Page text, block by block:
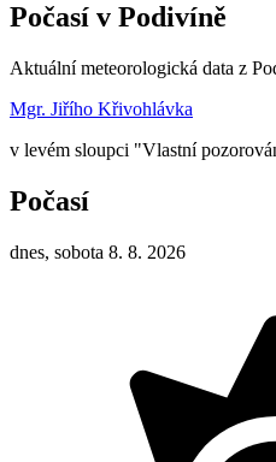
Počasí v Podivíně
Aktuální meteorologická data z
Mgr. Jiřího Křivohlávka
v levém sloupci "Vlastní
Počasí
dnes, sobota 8. 8. 2026